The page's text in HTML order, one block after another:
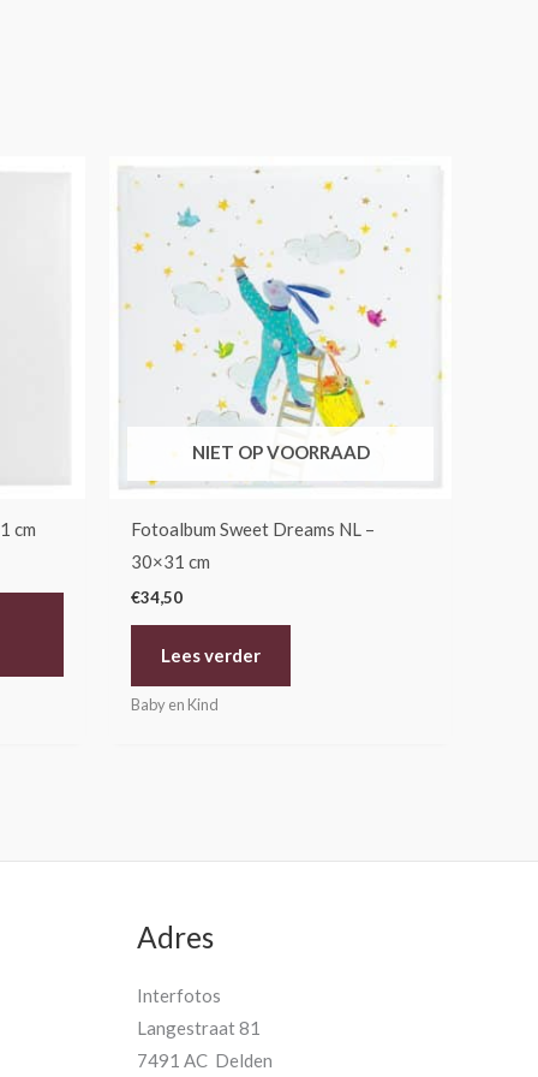
cm
NIET OP VOORRAAD
Fotoalbum Sweet Dreams NL –
30×31 cm
€34,50
Lees verder
Baby en Kind
Adres
Interfotos
Langestraat 81
7491 AC Delden